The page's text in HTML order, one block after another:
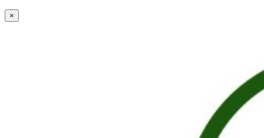
×